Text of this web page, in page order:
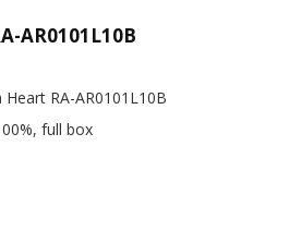
AR0101L10B
RA-AR0101L10B
full box